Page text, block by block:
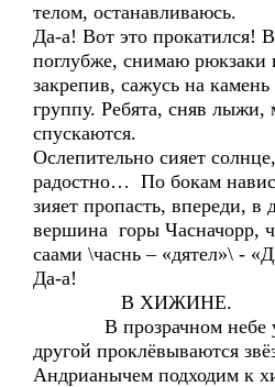
телом, останавливаюсь.
Да-а! Вот это прокатился!
поглубже, снимаю рюкзаки
закрепив, сажусь на
группу. Ребята, сняв лыжи,
спускаются.
Ослепительно сияет
радостно… По бокам
зияет пропасть, впереди, в
вершина горы Часначорр,
саами \часнь – «дятел»\ -
Да-а!
В ХИЖИНЕ.
В прозрачном небе
другой проклёвываются
Андрианычем подходим к